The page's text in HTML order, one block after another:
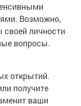
Возможно,
своей личности
вопросы.
открытий.
получите
ваши